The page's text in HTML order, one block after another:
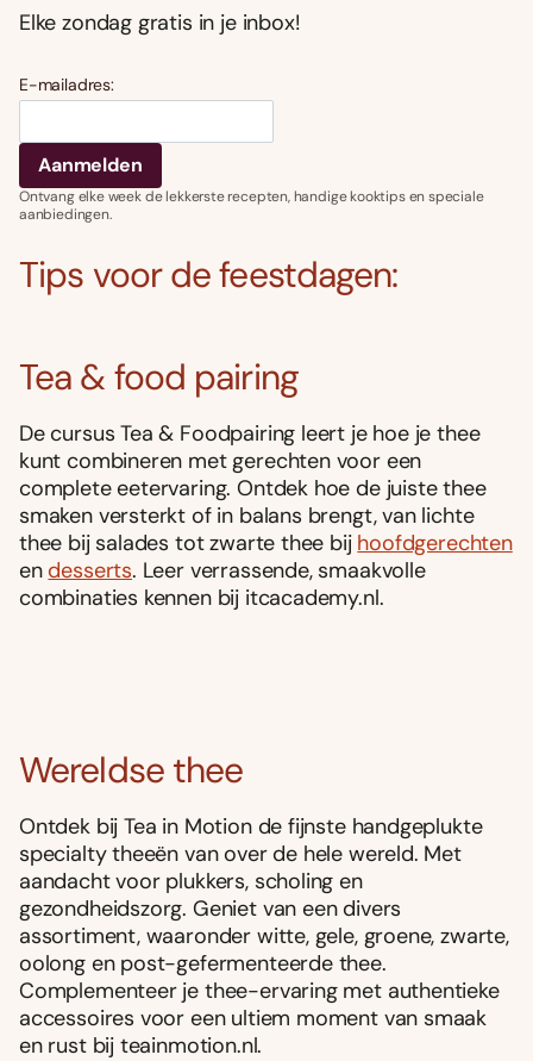
Elke zondag gratis in je inbox!
E-mailadres:
Ontvang elke week de lekkerste recepten, handige kooktips en speciale
aanbiedingen.
Tips voor de feestdagen:
Tea & food pairing
De cursus Tea & Foodpairing leert je hoe je thee
kunt combineren met gerechten voor een
complete eetervaring. Ontdek hoe de juiste thee
smaken versterkt of in balans brengt, van lichte
thee bij salades tot zwarte thee bij hoofdgerechten
en desserts. Leer verrassende, smaakvolle
combinaties kennen bij itcacademy.nl.
Wereldse thee
Ontdek bij Tea in Motion de fijnste handgeplukte
specialty theeën van over de hele wereld. Met
aandacht voor plukkers, scholing en
gezondheidszorg. Geniet van een divers
assortiment, waaronder witte, gele, groene, zwarte,
oolong en post-gefermenteerde thee.
Complementeer je thee-ervaring met authentieke
accessoires voor een ultiem moment van smaak
en rust bij teainmotion.nl.